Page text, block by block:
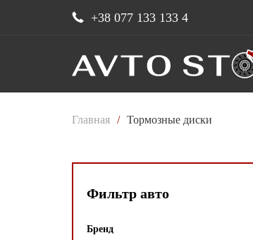
+38 077 133 133 4
Главная / Тормозные диски
Фильтр авто
Бренд